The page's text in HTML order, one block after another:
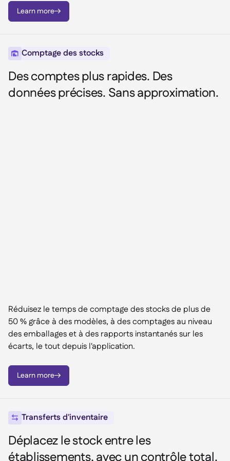
Learn more
 Comptage des stocks
Des comptes plus rapides. Des
données précises. Sans approximation.
Réduisez le temps de comptage des stocks de plus de
50 % grâce à des modèles, à des comptages au niveau
des emballages et à des rapports instantanés sur les
écarts, le tout depuis l'application.
Learn more
 Transferts d'inventaire
Déplacez le stock entre les